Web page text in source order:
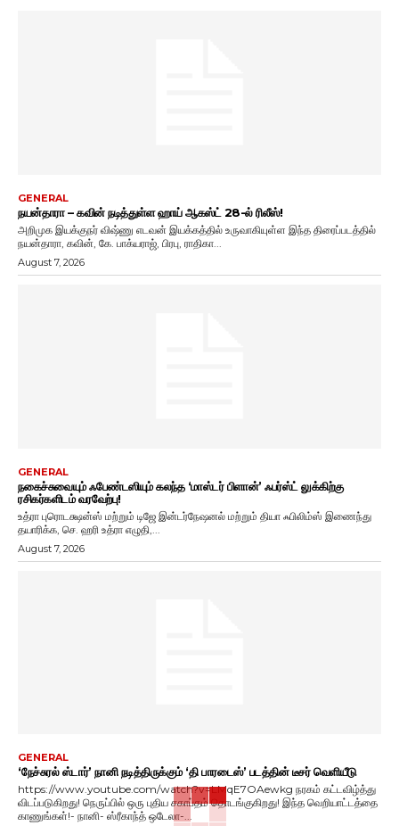
GENERAL
நயன்தாரா – கவின் நடித்துள்ள ஹாய் ஆகஸ்ட் 28-ல் ரிலீஸ்!
அறிமுக இயக்குநர் விஷ்ணு எடவன் இயக்கத்தில் உருவாகியுள்ள இந்த திரைப்படத்தில்
நயன்தாரா, கவின், கே. பாக்யராஜ், பிரபு, ராதிகா...
August 7, 2026
GENERAL
நகைச்சுவையும் ஃபேண்டஸியும் கலந்த ‘மாஸ்டர் பிளான்’ ஃபர்ஸ்ட் லுக்கிற்கு
ரசிகர்களிடம் வரவேற்பு!
உத்ரா புரொடக்ஷன்ஸ் மற்றும் டிஜே இன்டர்நேஷனல் மற்றும் தியா ஃபிலிம்ஸ் இணைந்து
தயாரிக்க, செ. ஹரி உத்ரா எழுதி,...
August 7, 2026
GENERAL
‘நேச்சுரல் ஸ்டார்’ நானி நடித்திருக்கும் ‘தி பாரடைஸ்’ படத்தின் டீசர் வெளியீடு
https://www.youtube.com/watch?v=LMqE7OAewkg நரகம் கட்டவிழ்த்து
விடப்படுகிறது! நெருப்பில் ஒரு புதிய சகாப்தம் தொடங்குகிறது! இந்த வெறியாட்டத்தை
காணுங்கள்!- நானி- ஸ்ரீகாந்த் ஒடேலா-...